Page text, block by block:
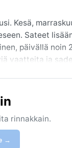
Kesä,
Sateet
päivällä noin
vaatteita ja
sirokkoja
rinnakkain.
→